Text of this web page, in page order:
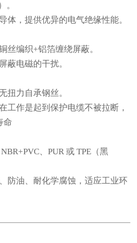
。
供优异的电气绝缘性能。
织+铝箔缠绕屏蔽。
磁的干扰。
自承钢丝。
起到保护电缆不被拉断，
命
NBR+PVC、PUR 或 TPE（黑
、耐化学腐蚀，适应工业环